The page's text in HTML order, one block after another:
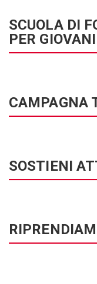
SCUOLA DI
PER GIOVANI
CAMPAGNA
SOSTIENI